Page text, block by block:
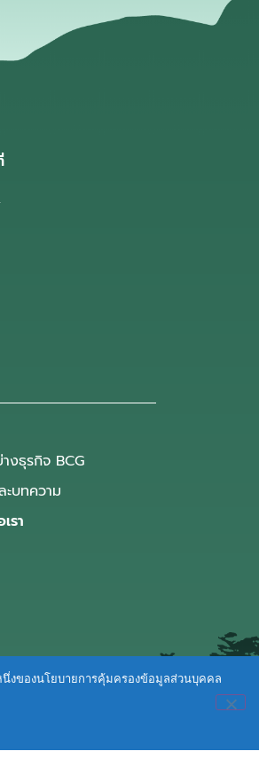
งธุรกิจ BCG
ะบทความ
รา
นึ่งของนโยบายการคุ้มครองข้อมูลส่วนบุคคล